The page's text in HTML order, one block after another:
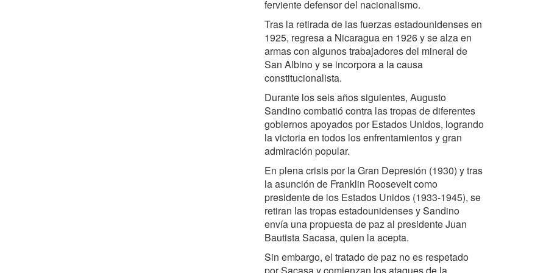
ferviente defensor del nacionalismo.
Tras la retirada de las fuerzas estadounidenses en
1925, regresa a Nicaragua en 1926 y se alza en
armas con algunos trabajadores del mineral de
San Albino y se incorpora a la causa
constitucionalista.
Durante los seis años siguientes, Augusto
Sandino combatió contra las tropas de diferentes
gobiernos apoyados por Estados Unidos, logrando
la victoria en todos los enfrentamientos y gran
admiración popular.
En plena crisis por la Gran Depresión (1930) y tras
la asunción de Franklin Roosevelt como
presidente de los Estados Unidos (1933-1945), se
retiran las tropas estadounidenses y Sandino
envía una propuesta de paz al presidente Juan
Bautista Sacasa, quien la acepta.
Sin embargo, el tratado de paz no es respetado